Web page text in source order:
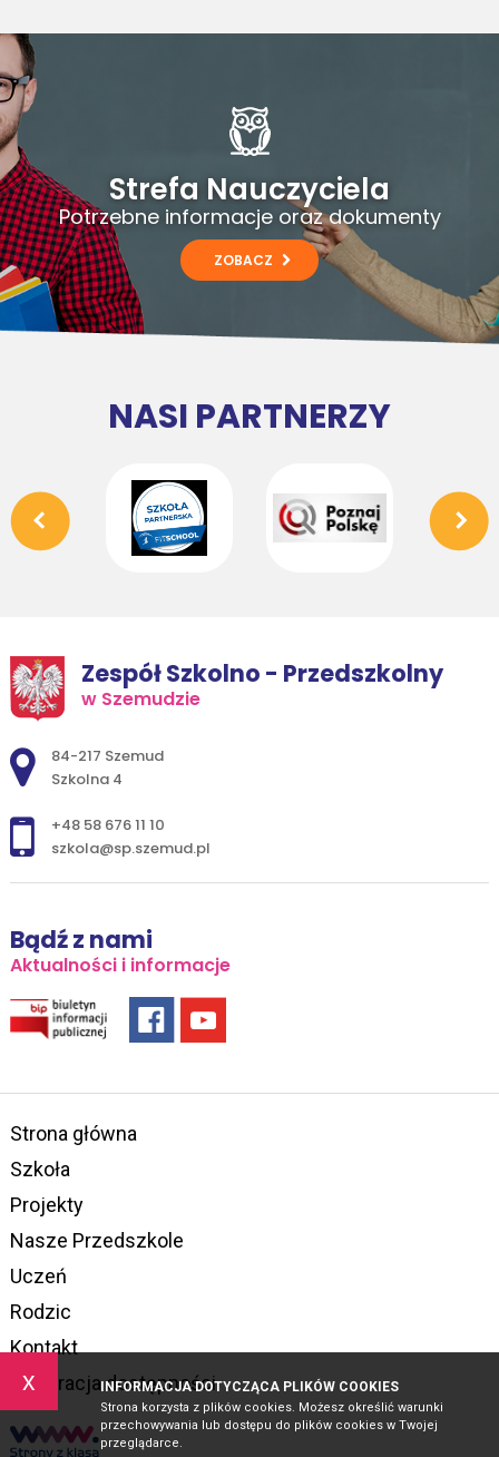
x INFORMACJA DOTYCZĄCA PLIKÓW COOKIES
Strona korzysta z plików cookies. Możesz określić warunki
przechowywania lub dostępu do plików cookies w Twojej
przeglądarce.
Strefa Nauczyciela
Potrzebne informacje oraz dokumenty
ZOBACZ
NASI PARTNERZY
Zespół Szkolno - Przedszkolny
w Szemudzie
Adres pocztowy:
84-217 Szemud
Szkolna 4
+48 58 676 11 10
szkola@sp.szemud.pl
Bądź z nami
Aktualności i informacje
Strona główna
Szkoła
Projekty
Nasze Przedszkole
Uczeń
Rodzic
Kontakt
Deklaracja dostępności